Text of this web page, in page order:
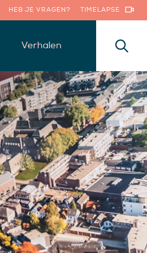
Verhalen
HEB JE VRAGEN? TIMELAPSE